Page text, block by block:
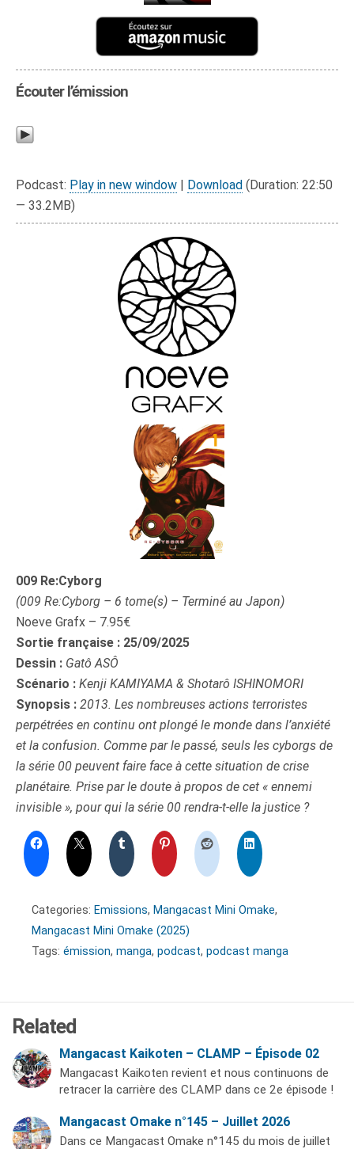
Écouter l’émission
Podcast: Play in new window Download (Duration: 22:50
— 33.2MB)
009 Re:Cyborg
(009 Re:Cyborg – 6 tome(s) – Terminé au Japon)
Noeve Grafx – 7.95€
Sortie française : 25/09/2025
Dessin : Gatô ASÔ
Scénario : Kenji KAMIYAMA & Shotarô ISHINOMORI
Synopsis : 2013. Les nombreuses actions terroristes
perpétrées en continu ont plongé le monde dans l’anxiété
et la confusion. Comme par le passé, seuls les cyborgs de
la série 00 peuvent faire face à cette situation de crise
planétaire. Prise par le doute à propos de cet « ennemi
invisible », pour qui la série 00 rendra-t-elle la justice ?
Categories: Emissions, Mangacast Mini Omake,
Mangacast Mini Omake (2025)
Tags: émission, manga, podcast, podcast manga
Related
Mangacast Kaikoten – CLAMP – Épisode 02
Mangacast Kaikoten revient et nous continuons de
retracer la carrière des CLAMP dans ce 2e épisode !
Mangacast Omake n°145 – Juillet 2026
Dans ce Mangacast Omake n°145 du mois de juillet